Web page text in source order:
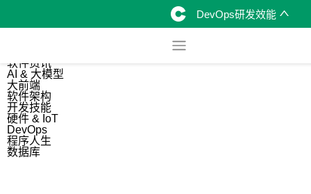
DevOps研发效能
软件资讯
AI & 大模型
大前端
软件架构
开发技能
硬件 & IoT
DevOps
程序人生
数据库